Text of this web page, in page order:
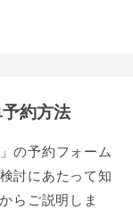
約方法
の予約フォーム
討にあたって知
らご説明しま